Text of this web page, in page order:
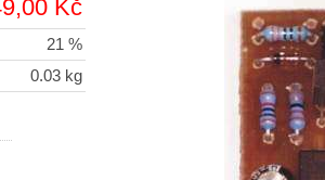
Kč
21 %
0.03 kg